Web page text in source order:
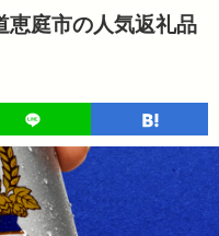
恵庭市の人気返礼品